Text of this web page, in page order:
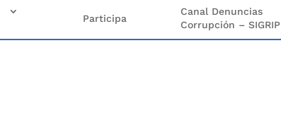
Participa
Canal Denuncias
Corrupción – SIGRIP